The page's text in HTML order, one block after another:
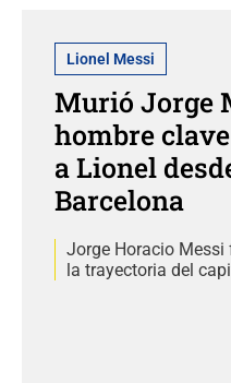
Lionel Messi
Murió Jorge
hombre
a Lionel
Barcelona
Jorge Horacio
la trayectoria del